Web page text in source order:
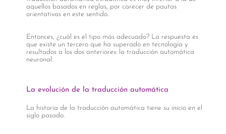
aquellos basados en reglas, por carecer de pautas
orientativas en este sentido.
Entonces, ¿cuál es el tipo más adecuado? La respuesta es
que existe un tercero que ha superado en tecnología y
resultados a los dos anteriores: la traducción automática
neuronal.
La evolución de la traducción automática
La historia de la traducción automática tiene su inicio en el
siglo pasado.